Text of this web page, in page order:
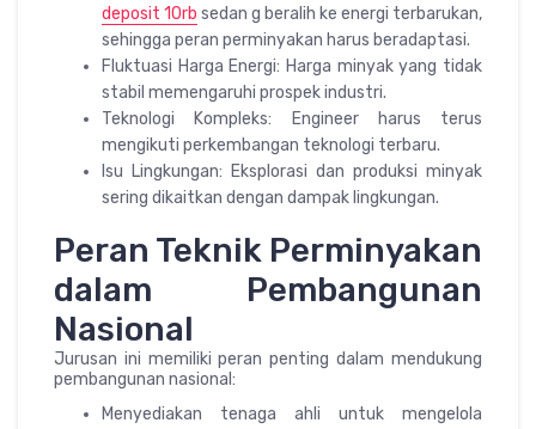
deposit 10rb sedan g beralih ke energi terbarukan,
sehingga peran perminyakan harus beradaptasi.
Fluktuasi Harga Energi: Harga minyak yang tidak
stabil memengaruhi prospek industri.
Teknologi Kompleks: Engineer harus terus
mengikuti perkembangan teknologi terbaru.
Isu Lingkungan: Eksplorasi dan produksi minyak
sering dikaitkan dengan dampak lingkungan.
Peran Teknik Perminyakan
dalam Pembangunan
Nasional
Jurusan ini memiliki peran penting dalam mendukung
pembangunan nasional:
Menyediakan tenaga ahli untuk mengelola